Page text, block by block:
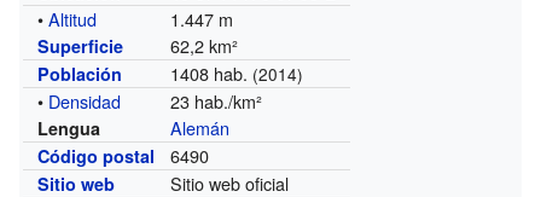
•Altitud 1.447 m
Superficie 62,2 km²
Población 1408 hab. (2014)
• Densidad 23 hab./km²
Lengua Alemán
Código postal 6490
Sitio web Sitio web oficial